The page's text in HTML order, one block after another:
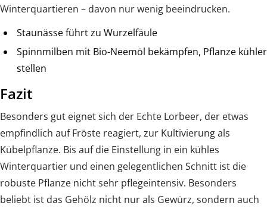
Winterquartieren – davon nur wenig beeindrucken.
Staunässe führt zu Wurzelfäule
Spinnmilben mit Bio-Neemöl bekämpfen, Pflanze kühler
stellen
Fazit
Besonders gut eignet sich der Echte Lorbeer, der etwas
empfindlich auf Fröste reagiert, zur Kultivierung als
Kübelpflanze. Bis auf die Einstellung in ein kühles
Winterquartier und einen gelegentlichen Schnitt ist die
robuste Pflanze nicht sehr pflegeintensiv. Besonders
beliebt ist das Gehölz nicht nur als Gewürz, sondern auch